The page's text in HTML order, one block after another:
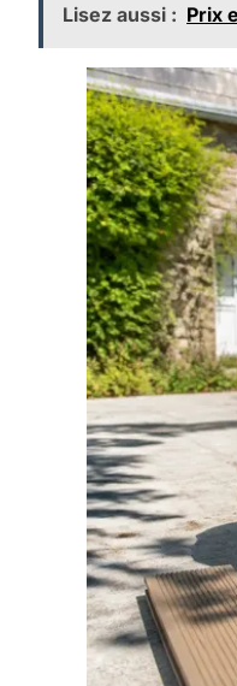
Lisez aussi : Prix